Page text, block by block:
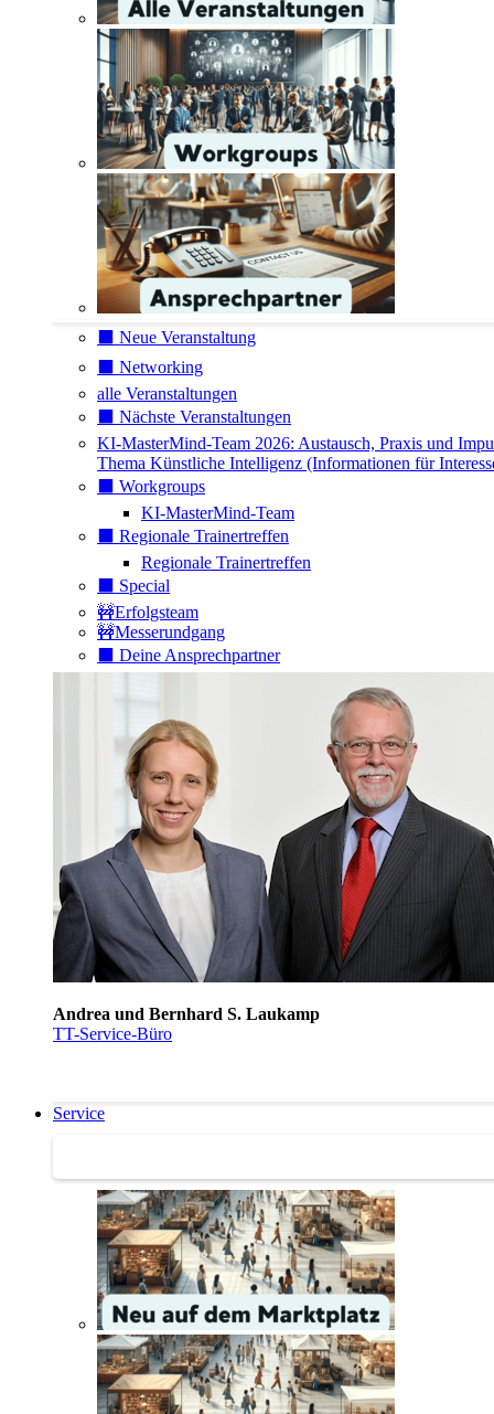
⬛️ Neue Veranstaltung
⬛️ Networking
alle Veranstaltungen
⬛️ Nächste Veranstaltungen
KI-MasterMind-Team 2026: Austausch, Praxis und
Thema Künstliche Intelligenz (Informationen für
⬛️ Workgroups
KI-MasterMind-Team
⬛️ Regionale Trainertreffen
Regionale Trainertreffen
⬛️ Special
🚧Erfolgsteam
🚧Messerundgang
⬛️ Deine Ansprechpartner
Andrea und Bernhard S. Laukamp
TT-Service-Büro
Service